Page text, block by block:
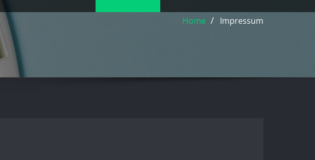
Home Impressum